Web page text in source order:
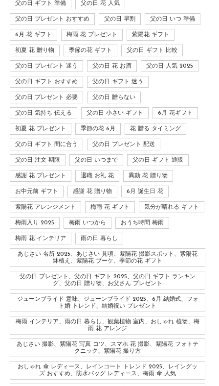
父の日 ギフト 準備 父の日 花 人気
父の日 プレゼント おすすめ 父の日 早割 父の日 いつ 準備
6月 花 ギフト 梅雨 花 プレゼント 紫陽花 ギフト
初夏 花 贈り物 季節の花 ギフト 父の日 ギフト 比較
父の日 プレゼント 迷う 父の日 花 お酒 父の日 人気 2025
父の日 ギフト おすすめ 父の日 ギフト 迷う
父の日 プレゼント 必要 父の日 贈らない
父の日 気持ち 伝える 父の日 小さい ギフト 6月 花ギフト
初夏 花 プレゼント 季節の花 6月 花 贈る タイミング
父の日 ギフト 間に合う 父の日 プレゼント 配送
父の日 注文 期限 父の日 いつまで 父の日 ギフト 通販
感謝 花 プレゼント 退職 お礼 花 異動 花 贈り物
お中元前 ギフト 感謝 花 贈り物 6月 誕生日 花
紫陽花 アレンジメント 梅雨 花 ギフト 気分が晴れる ギフト
梅雨入り 2025 梅雨 いつから おうち時間 梅雨
梅雨 花 インテリア 雨の日 暮らし
あじさい 名所 2025、あじさい 見頃、紫陽花 撮影スポット、紫陽花
鉢植え、紫陽花 ブーケ、季節の花 ギフト
父の日 プレゼント、父の日 ギフト 2025、父の日 ギフト ランキン
グ、父の日 贈り物、お父さん プレゼント
ジューンブライド 意味、ジューンブライド 2025、6月 結婚式、フォ
ト婚 トレンド、結婚祝い プレゼント
梅雨 インテリア、雨の日 暮らし、観葉植物 室内、おしゃれ 植物、梅
雨 花 アレンジ
あじさい 撮影、紫陽花 写真 コツ、スマホ 花 撮影、紫陽花 フォトテ
クニック、紫陽花 撮り方
おしゃれ 傘 レディース、レインコート トレンド 2025、レイングッ
ズ おすすめ、防水バッグ レディース、梅雨 傘 人気